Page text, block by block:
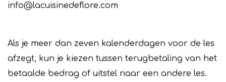
info@lacuisinedeflore.com
Als je meer dan zeven kalenderdagen voor de les
afzegt, kun je kiezen tussen terugbetaling van het
betaalde bedrag of uitstel naar een andere les.